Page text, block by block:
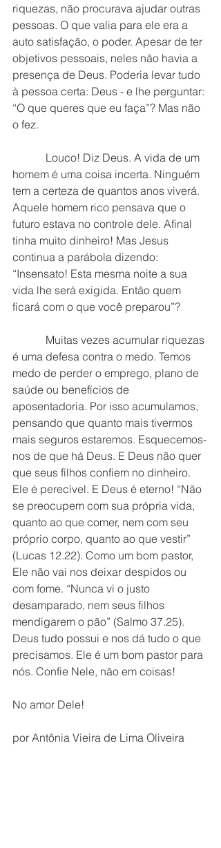
riquezas, não procurava ajudar outras
pessoas. O que valia para ele era a
auto satisfação, o poder. Apesar de ter
objetivos pessoais, neles não havia a
presença de Deus. Poderia levar tudo
à pessoa certa: Deus - e lhe perguntar:
“O que queres que eu faça”? Mas não
o fez.
homem é uma coisa incerta. Ninguém
tem a certeza de quantos anos viverá.
Aquele homem rico pensava que o
futuro estava no controle dele. Afinal
tinha muito dinheiro! Mas Jesus
continua a parábola dizendo:
“Insensato! Esta mesma noite a sua
vida lhe será exigida. Então quem
ficará com o que você preparou”?
é uma defesa contra o medo. Temos
medo de perder o emprego, plano de
saúde ou benefícios de
aposentadoria. Por isso acumulamos,
pensando que quanto mais tivermos
mais seguros estaremos. Esquecemos-
nos de que há Deus. E Deus não quer
que seus filhos confiem no dinheiro.
Ele é perecível. E Deus é eterno! “Não
se preocupem com sua própria vida,
quanto ao que comer, nem com seu
próprio corpo, quanto ao que vestir”
(Lucas 12.22). Como um bom pastor,
Ele não vai nos deixar despidos ou
com fome. “Nunca vi o justo
desamparado, nem seus filhos
mendigarem o pão” (Salmo 37.25).
Deus tudo possui e nos dá tudo o que
precisamos. Ele é um bom pastor para
nós. Confie Nele, não em coisas!
No amor Dele!
por Antônia Vieira de Lima Oliveira